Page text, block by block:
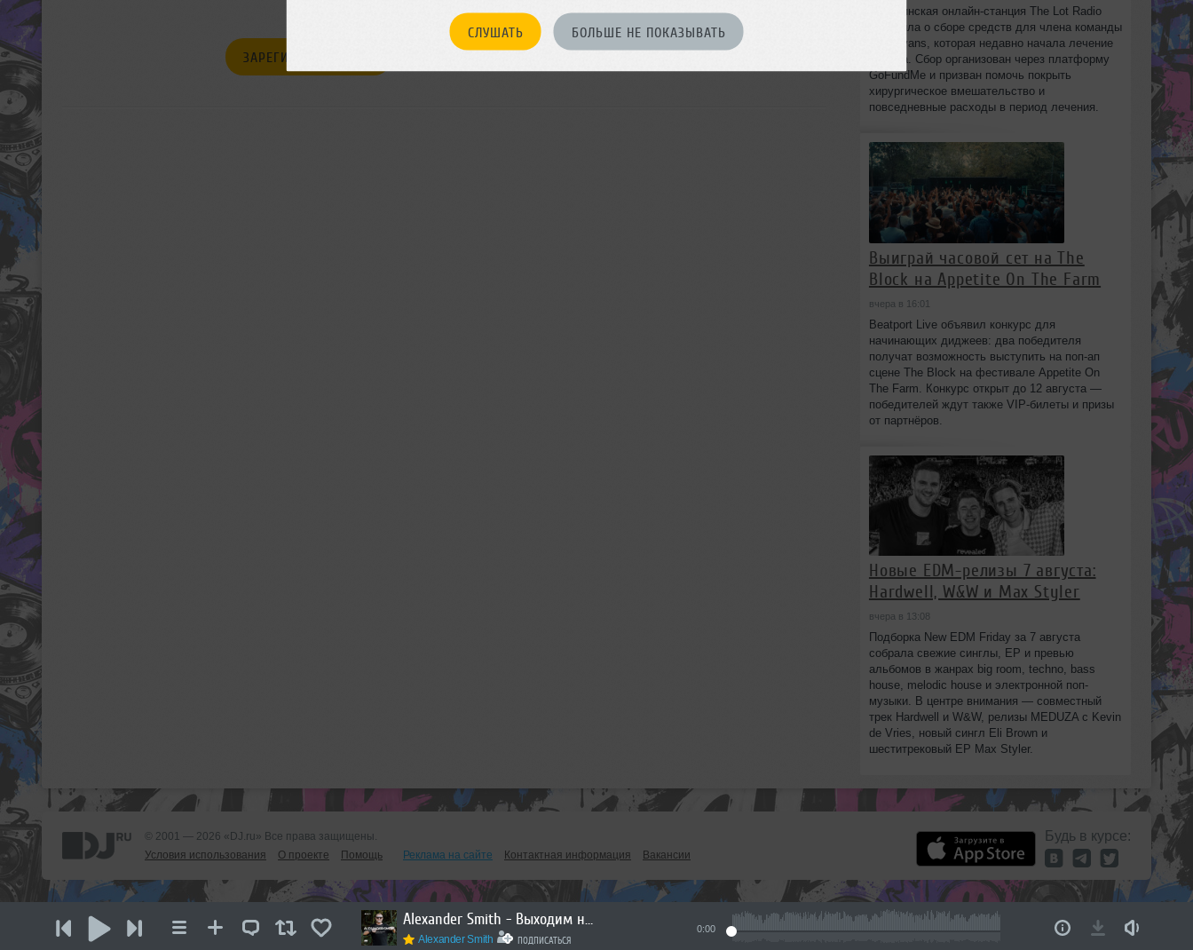
СЛУШАТЬ БОЛЬШЕ НЕ ПОКАЗЫВАТЬ
Alexander Smith - Выходим на Орбиту Vol.276
Alexander Smith ПОДПИСАТЬСЯ
0:00
ЗАРЕГИСТРИРУЙТЕСЬ войдите на сайт
Бруклинская онлайн-станция The Lot Radio
объявила о сборе средств для члена команды
Lola Evans, которая недавно начала лечение
от рака. Сбор организован через платформу
GoFundMe и призван помочь покрыть
хирургическое вмешательство и
повседневные расходы в период лечения.
Выиграй часовой сет на The
Block на Appetite On The Farm
вчера в 16:01
Beatport Live объявил конкурс для
начинающих диджеев: два победителя
получат возможность выступить на поп‑ап
сцене The Block на фестивале Appetite On
The Farm. Конкурс открыт до 12 августа —
победителей ждут также VIP‑билеты и призы
от партнёров.
Новые EDM-релизы 7 августа:
Hardwell, W&W и Max Styler
вчера в 13:08
Подборка New EDM Friday за 7 августа
собрала свежие синглы, EP и превью
альбомов в жанрах big room, techno, bass
house, melodic house и электронной поп-
музыки. В центре внимания — совместный
трек Hardwell и W&W, релизы MEDUZA с Kevin
de Vries, новый сингл Eli Brown и
шеститрековый EP Max Styler.
© 2001 — 2026 «DJ.ru» Все права защищены.
Условия использования
О проекте Помощь Реклама на сайте Контактная информация Вакансии
Будь в курсе: